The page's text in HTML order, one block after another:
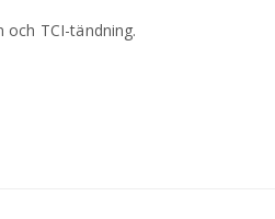
och TCI-tändning.